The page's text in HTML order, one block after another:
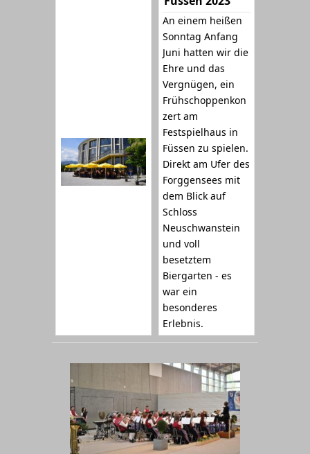
An einem heißen
Sonntag Anfang
Juni hatten wir die
Ehre und das
Vergnügen, ein
Frühschoppenkon
zert am
Festspielhaus in
Füssen zu spielen.
Direkt am Ufer des
Forggensees mit
dem Blick auf
Schloss
Neuschwanstein
und voll
besetztem
Biergarten - es
war ein
besonderes
Erlebnis.